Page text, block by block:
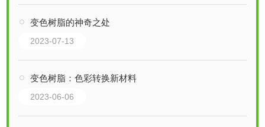
变色树脂的神奇之处
2023-07-13
变色树脂：色彩转换新材料
2023-06-06